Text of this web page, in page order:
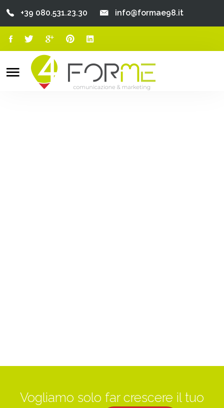
Chi Siamo
+39 080.531.23.30 info@formae98.it
Search
Vogliamo solo far crescere il tuo